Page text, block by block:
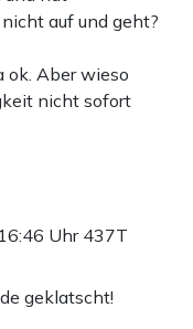
auf und geht?
ok. Aber wieso
nicht sofort
Uhr 437T
geklatscht!